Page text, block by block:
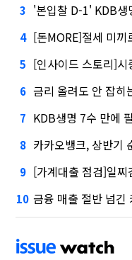
3 '본입찰 D-1' KDB생
4 [돈MORE]절세 미
5 [인사이드 스토리]시중
6 금리 올려도 안 잡
7 KDB생명 7수 만에
8 카카오뱅크, 상반기 순익
9 [가계대출 점검]일
10 금융 매출 절반 넘